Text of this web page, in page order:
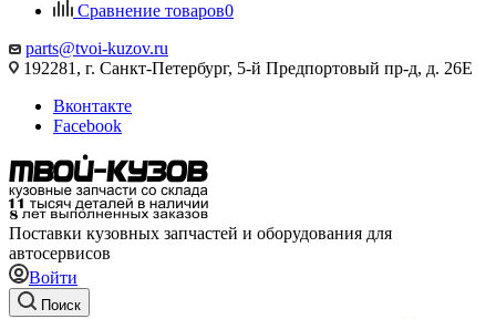
Сравнение товаров0
parts@tvoi-kuzov.ru
192281, г. Санкт-Петербург, 5-й Предпортовый пр-д, д. 26Е
Вконтакте
Facebook
Поставки кузовных запчастей и оборудования для
автосервисов
Войти
Поиск